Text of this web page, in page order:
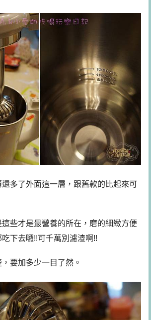
多了外面這一層，跟舊款的比起來可
些才是最營養的所在，磨的細緻方便
下去囉!!可千萬別濾渣啊!!
要加多少一目了然。